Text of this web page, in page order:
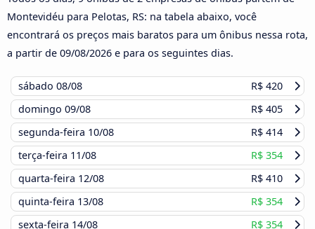
Montevidéu para Pelotas, RS: na tabela abaixo, você
encontrará os preços mais baratos para um ônibus nessa rota,
a partir de 09/08/2026 e para os seguintes dias.
sábado 08/08
R$ 420
domingo 09/08
R$ 405
segunda-feira 10/08
R$ 414
terça-feira 11/08
R$ 354
quarta-feira 12/08
R$ 410
quinta-feira 13/08
R$ 354
sexta-feira 14/08 R$ 354